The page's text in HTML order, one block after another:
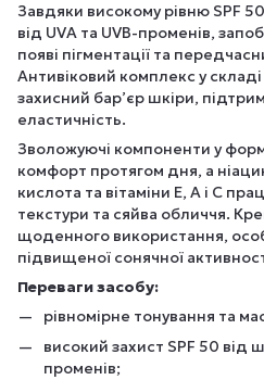
Завдяки високому рівню SPF
від UVA та UVB-променів,
появі пігментації та
Антивіковий комплекс у
захисний бар’єр шкіри,
еластичність.
Зволожуючі компоненти у
комфорт протягом дня, а
кислота та вітаміни Е, А і С
текстури та сяйва обличчя.
щоденного використання,
підвищеної сонячної
Переваги засобу:
рівномірне тонування та
високий захист SPF 50 від
променів;